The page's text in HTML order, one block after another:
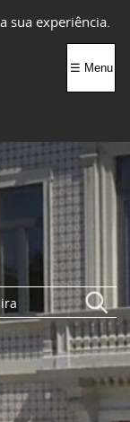
sua experiência.
☰ Menu